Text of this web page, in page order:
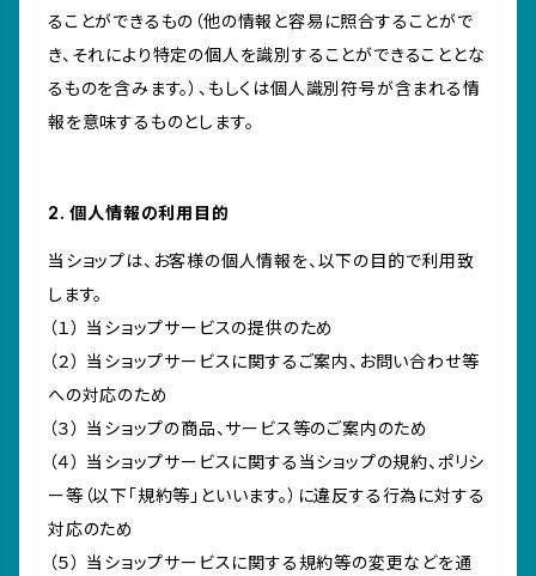
ることができるもの（他の情報と容易に照合することがで
き、それにより特定の個人を識別することができることとな
るものを含みます。）、もしくは個人識別符号が含まれる情
報を意味するものとします。
2. 個人情報の利用目的
当ショップは、お客様の個人情報を、以下の目的で利用致
します。
（１） 当ショップサービスの提供のため
（２） 当ショップサービスに関するご案内、お問い合わせ等
への対応のため
（３） 当ショップの商品、サービス等のご案内のため
（４） 当ショップサービスに関する当ショップの規約、ポリシ
ー等（以下「規約等」といいます。）に違反する行為に対する
対応のため
（５） 当ショップサービスに関する規約等の変更などを通